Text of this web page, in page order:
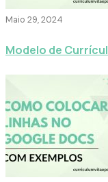
Maio 29, 2024
Modelo de